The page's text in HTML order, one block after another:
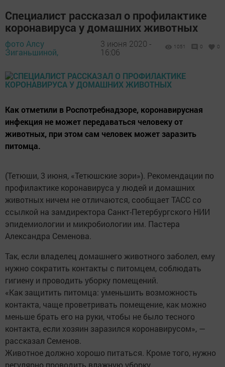
Специалист рассказал о профилактике
коронавируса у домашних животных
фото Алсу
Зиганьшиной,
3 июня 2020 -
16:06
1051 0 0
Как отметили в Роспотребнадзоре, коронавирусная
инфекция не может передаваться человеку от
животных, при этом сам человек может заразить
питомца.
(Тетюши, 3 июня, «Тетюшские зори»). Рекомендации по
профилактике коронавируса у людей и домашних
животных ничем не отличаются, сообщает ТАСС со
ссылкой на замдиректора Санкт-Петербургского НИИ
эпидемиологии и микробиологии им. Пастера
Александра Семенова.
Так, если владелец домашнего животного заболел, ему
нужно сократить контакты с питомцем, соблюдать
гигиену и проводить уборку помещений.
«Как защитить питомца: уменьшить возможность
контакта, чаще проветривать помещение, как можно
меньше брать его на руки, чтобы не было тесного
контакта, если хозяин заразился коронавирусом», —
рассказал Семенов.
Животное должно хорошо питаться. Кроме того, нужно